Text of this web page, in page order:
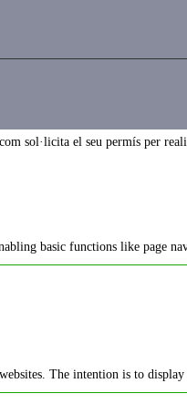
sol·licita el seu permís per
basic functions like page
The intention is to